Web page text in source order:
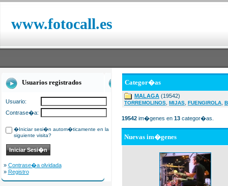
www.fotocall.es
Usuarios registrados
Usuario:
Contrase�a:
�Iniciar sesi�n autom�ticamente en la
siguiente visita?
» Contrase�a olvidada
» Registro
Categor�as
MALAGA (19542)
TORREMOLINOS MIJAS FUENGIROLA
19542 im�genes en 13 categor�as.
Nuevas im�genes